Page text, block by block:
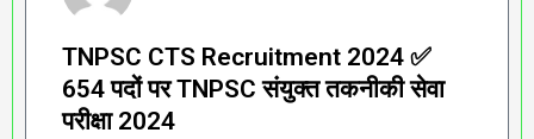
TNPSC CTS Recruitment 2024 ✅
654 पदों पर TNPSC संयुक्त तकनीकी सेवा
परीक्षा 2024